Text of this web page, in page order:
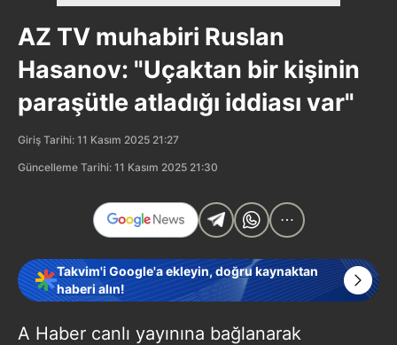
AZ TV muhabiri Ruslan
Hasanov: "Uçaktan bir kişinin
paraşütle atladığı iddiası var"
Giriş Tarihi: 11 Kasım 2025 21:27
Güncelleme Tarihi: 11 Kasım 2025 21:30
Takvim'i Google'a ekleyin, doğru kaynaktan
haberi alın!
A Haber canlı yayınına bağlanarak